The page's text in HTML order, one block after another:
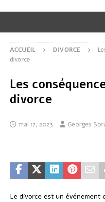
ACCUEIL DIVORCE
divorce
Les
divorce
mai 17, 2023 Georges
Le divorce est un événement